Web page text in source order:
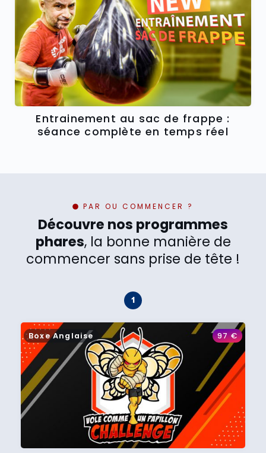
Entrainement au sac de frappe :
séance complète en temps réel
PAR OU COMMENCER ?
Découvre nos programmes
phares, la bonne manière de
commencer sans prise de tête !
Boxe Anglaise 97€